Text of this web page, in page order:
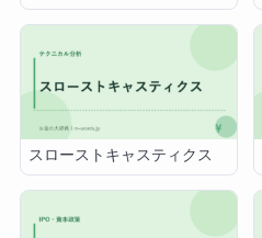
スローストキャスティクス